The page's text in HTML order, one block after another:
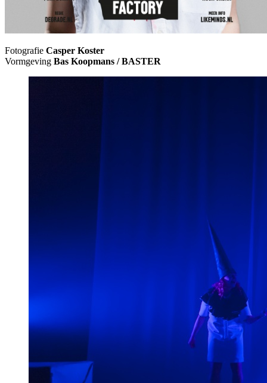
Fotografie Casper Koster
Vormgeving Bas Koopmans / BASTER